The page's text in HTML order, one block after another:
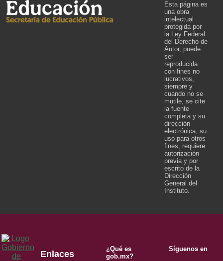
Esta página es
una obra
intelectual
protegida por
la Ley Federal
del Derecho de
Autor, puede
ser
reproducida
con fines no
lucrativos,
siempre y
cuando no se
mutile, se cite
la fuente
completa y su
dirección
electrónica; su
uso para otros
fines, requiere
autorización
previa y por
escrito de la
Dirección
General del
Instituto.
Enlaces
¿Qué es
gob.mx?
Síguenos en